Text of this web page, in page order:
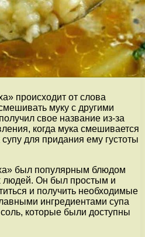
происходит от слова
муку с другими
свое название из-за
когда мука смешивается
для придания ему густоты
был популярным блюдом
людей. Он был простым и
и получить необходимые
ингредиентами супа
которые были доступны